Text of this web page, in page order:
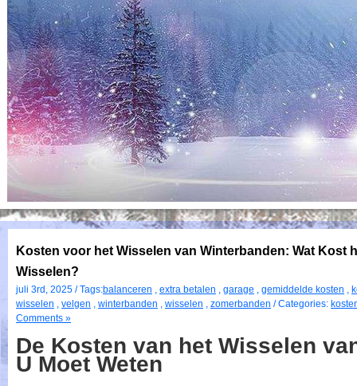
Kosten voor het Wisselen van Winterbanden: Wat Kost
Wisselen?
juli 3rd, 2025 / Tags:balanceren , extra betalen , garage , gemiddelde kosten ,
wisselen , velgen , winterbanden , wisselen , zomerbanden / Categories:
Comments »
De Kosten van het Wisselen
U Moet Weten